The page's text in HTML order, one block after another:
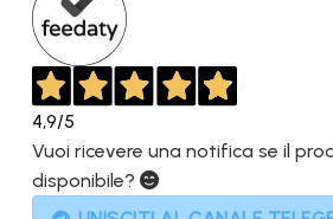
4,9/5
Vuoi ricevere una notifica se il
disponibile?